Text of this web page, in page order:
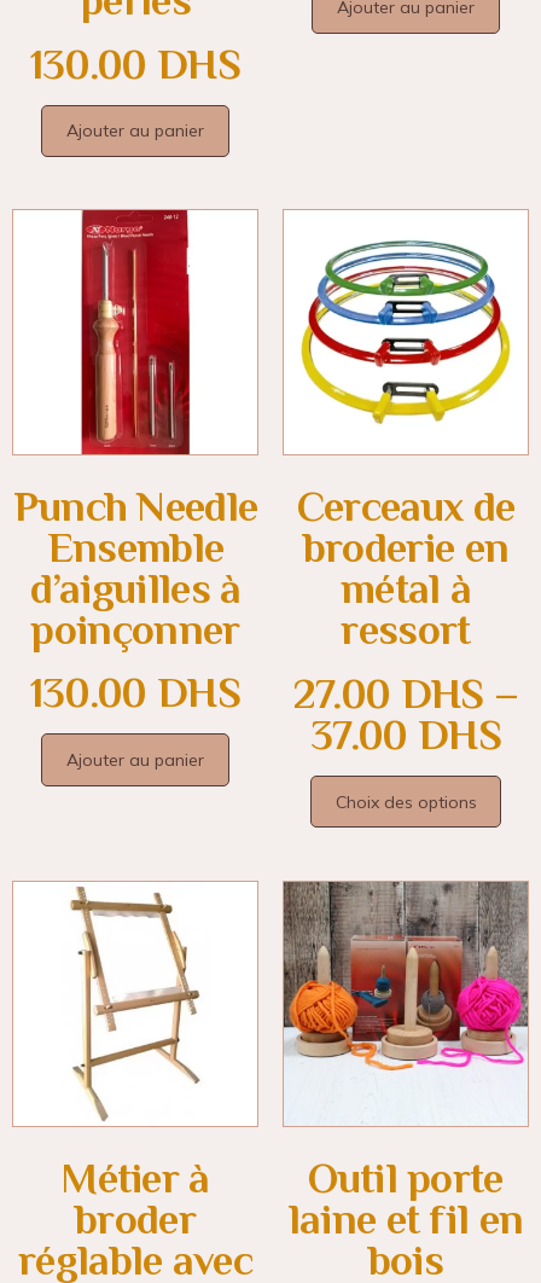
130.00 DHS
Ajouter au panier
Ajouter au panier
Punch Needle
Ensemble
d’aiguilles à
poinçonner
130.00 DHS
Ajouter au panier
Cerceaux de
broderie en
métal à
ressort
27.00 DHS –
37.00 DHS
Choix des options
Métier à
broder
réglable avec
Outil porte
laine et fil en
bois